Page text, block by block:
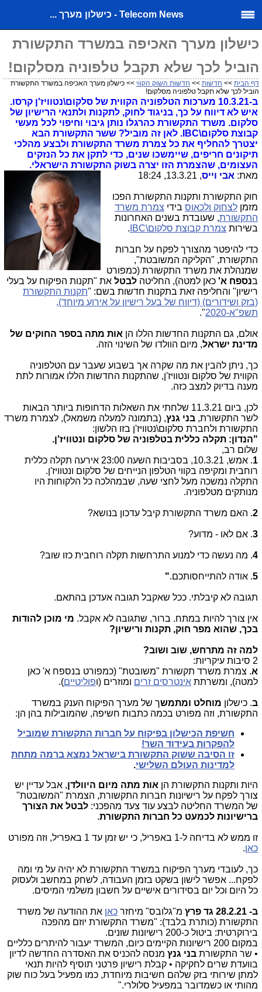
Telecom News - כישלון מערך ...
כישלון מערך האכיפה במשרד התקשורת
הוביל לכך שלא תקבל טלפוניה מסלקום!
דף הבית >> חדשות >> חדשות השוק הקווי >> כישלון מערך האכיפה במשרד התקשורת
הוביל לכך שלא תקבל טלפוניה מסלקום!
ב-10.3.21 מערכות הטלפוניה הקווית של סלקום\נטוויז'ן קרסו.
איש לא דיווח על כך, בניגוד לחוק, לתקנות ולתנאי הרישיון של
סלקום. משרד התקשורת כהרגלו נותן גיבוי וחיפוי לכל מעשי
קבוצת סלקום\IBC. לאן זה מוביל? ששר התקשורת הבא
יצטרך להחליף את כל צמרת משרד התקשורת ולבצע מהלכי
תיקונים חריפים, שיימשכו שנים, כדי לתקן את כל הנזקים
העצומים, שהצמרת הזו יצרה בשוק התקשורת הישראלי.
מאת: אבי וייס, 13.3.21, 18:24
חוק התקשורת ותקנות התקשורת הפכו
מזמן לצחוק ולכאוס בידי צמרת משרד
התקשורת, שעובדת בשנים האחרונות
בשירות צמרת קבוצת סלקום\IBC .
כדי להיפטר מהצורך לפקח על חברות
התקשורת, "הקליקה המשובטת",
שמנהלת את משרד התקשורת (כמפורט
בנספח א' כאן למטה), החליטה לבטל את "תקנות הפיקוח על בעלי
רישיון" והחליפה זאת בתקנות חדשות בשם: "תקנות התקשורת
(בזק ושידורים) (דיווח של בעל רישיון על אירוע מיוחד),
תשפ"א-2020
".
אולם, גם התקנות החדשות הללו הן אות מתה בספר החוקים של
מדינת ישראל, מיום הוולדו של השינוי הזה.
כך, ניתן להבין את מה שקרה אך בשבוע שעבר עם הטלפוניה
הקווית של סלקום ונטוויז'ן, שהתקנות החדשות הללו אמורות לתת
מענה בדיוק למצב כזה.
לכן, ביום 11.3.21 שלחתי את השאלות הדחופות ביותר הבאות
לשר התקשורת, בני גנץ, (בתמונה למעלה משמאל), לצמרת משרד
התקשורת ולחברת סלקום\נטוויז'ן בזו הלשון:
"הנדון: תקלה כללית בטלפוניה של סלקום ונטוויז'ן.
שלום רב,
1
. אמש, 10.3.21, בסביבות השעה 23:00 אירעה תקלה כללית
רוחבית ומקיפה בקווי הטלפון הנייחים של סלקום ונטוויז'ן.
התקלה נמשכה מעל לחצי שעה, שבמהלכה כל הלקוחות היו
מנותקים מטלפוניה.
2. האם משרד התקשורת קיבל עדכון בנושא?
3. אם לאו - מדוע?
4. מה נעשה כדי למנוע התרחשות תקלה רוחבית כזו שוב?
5. אודה להתייחסותכם."
תגובה לא קיבלתי. ככל שאקבל תגובה אעדכן בהתאם.
אין צורך להיות במתח. ברור, שתגובה לא אקבל. מי מוכן להודות
בכך, שהוא מפר חוק, תקנות ורישיון?
למה זה מתרחש, שוב ושוב?
2 סיבות עיקריות:
א. צמרת משרד תקשורת "משובטת" (כמפורט בנספח א' כאן
למטה), ומשרתת אינטרסים זרים ומוזרים (ופוליטיים).
ב. כישלון מוחלט ומתמשך של מערך הפיקוח הענק במשרד
התקשורת, וזה מפורט בכמה כתבות חשיפה, שהמובילות בהן הן:
חשיפת הכישלון בפיקוח על חברות התקשורת שמוביל
להפקרות בעידוד השר!
זו הסיבה ששוק התקשורת בישראל נמצא ברמה מתחת
למדינות העולם השלישי.
היות ותקנות התקשורת הן אות מתה מיום היוולדן, אבל עדיין יש
צורך לפקח על רישיונות חברות התקשורת, הצמרת "המשובטת"
של המשרד החליטה לבצע עוד צעד מהפכני: לבטל את הצורך
ברישיונות לכמעט כל חברות התקשורת.
זו ממש לא בדיחה ל-1 באפריל, כי יש זמן עד 1 באפריל, וזה מפורט
כאן.
כך, לעובדי מערך הפיקוח במשרד התקשורת לא יהיה על מי ומה
לפקח... אפשר לישון בשקט בזמן העבודה, לשחק במחשב ולעסוק
כל היום וכל יום בסידורים אישיים על חשבון משלמי המיסים.
ב- 28.2.21 גד פרץ מ"גלובס" מיחזר כאן את ההודעה של משרד
התקשורת (כותרת בלבד): "משרד התקשורת יוזם מהפכה
בירוקרטית: ביטול כ-200 רישיונות שונים.
במקום 200 רישיונות הקיימים כיום, המשרד יעבור להיתרים כלליים
• שר התקשורת בני גנץ מנסה להכניס את האסדרה החדשה לדיון
בוועדת שרים לחקיקה • קבלת רישיון פרטני תוסיף להיות תנאי
למתן שירותי בזק שלהם חשיבות מיוחדת, כמו מפעיל בעל כוח שוק
מהותי או כשמדובר במפעיל סלולרי."